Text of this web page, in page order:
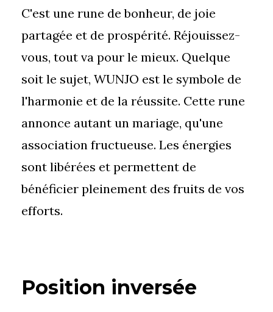
C'est une rune de bonheur, de joie
partagée et de prospérité. Réjouissez-
vous, tout va pour le mieux. Quelque
soit le sujet, WUNJO est le symbole de
l'harmonie et de la réussite. Cette rune
annonce autant un mariage, qu'une
association fructueuse. Les énergies
sont libérées et permettent de
bénéficier pleinement des fruits de vos
efforts.
Position inversée